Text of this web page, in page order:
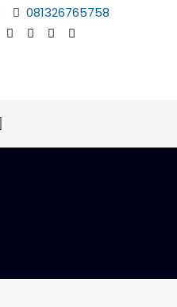
081326765758